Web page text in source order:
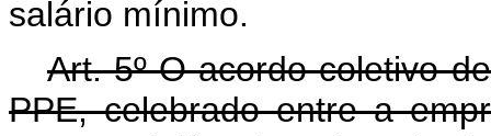
salário mínimo.
Art. 5º O acordo coletivo
PPE, celebrado entre a